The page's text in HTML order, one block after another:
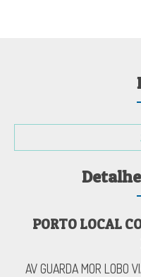
PORTO LOCAL
AV GUARDA MOR